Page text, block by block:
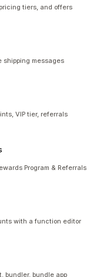
tiers, and offers
shipping messages
VIP tier, referrals
Program & Referrals
with a function editor
bundler, bundle app